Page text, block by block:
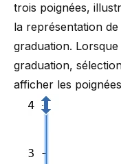
trois poignées,
la représentation de
graduation.
graduation,
afficher les poignées